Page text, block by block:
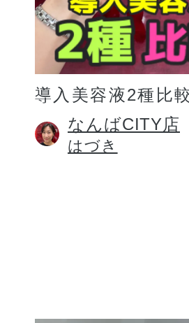
プ
ス
ク
導入美容液2種比較
なんばCITY店
はづき